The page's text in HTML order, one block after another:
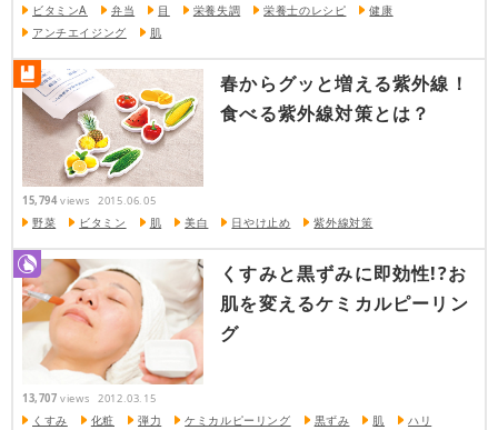
ビタミンA 弁当 目 栄養失調 栄養士のレシピ
健康
アンチエイジング
肌
春からグッと増える紫外線！
食べる紫外線対策とは？
15,794 views 2015.06.05
野菜 ビタミン 肌 美白 日やけ止め 紫外線対策
くすみと黒ずみに即効性!?お
肌を変えるケミカルピーリン
グ
13,707 views 2012.03.15
くすみ 化粧 弾力 ケミカルピーリング 黒ずみ 肌 ハリ